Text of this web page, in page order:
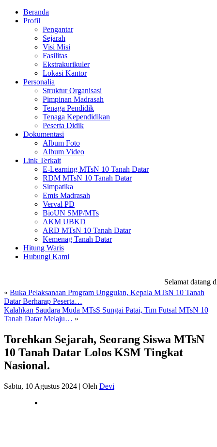
Beranda
Profil
Pengantar
Sejarah
Visi Misi
Fasilitas
Ekstrakurikuler
Lokasi Kantor
Personalia
Struktur Organisasi
Pimpinan Madrasah
Tenaga Pendidik
Tenaga Kependidikan
Peserta Didik
Dokumentasi
Album Foto
Album Video
Link Terkait
E-Learning MTsN 10 Tanah Datar
RDM MTsN 10 Tanah Datar
Simpatika
Emis Madrasah
Verval PD
BioUN SMP/MTs
AKM UBKD
ARD MTsN 10 Tanah Datar
Kemenag Tanah Datar
Hitung Waris
Hubungi Kami
Selamat datang di
« Buka Pelaksanaan Program Unggulan, Kepala MTsN 10 Tanah
Datar Berharap Peserta…
Kalahkan Saudara Muda MTsS Sungai Patai, Tim Futsal MTsN 10
Tanah Datar Melaju… »
Torehkan Sejarah, Seorang Siswa MTsN
10 Tanah Datar Lolos KSM Tingkat
Nasional.
Sabtu, 10 Agustus 2024 | Oleh Devi